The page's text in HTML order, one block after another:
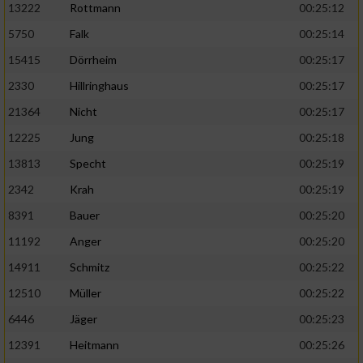
13222
Rottmann
00:25:12
5750
Falk
00:25:14
15415
Dörrheim
00:25:17
2330
Hillringhaus
00:25:17
21364
Nicht
00:25:17
12225
Jung
00:25:18
13813
Specht
00:25:19
2342
Krah
00:25:19
8391
Bauer
00:25:20
11192
Anger
00:25:20
14911
Schmitz
00:25:22
12510
Müller
00:25:22
6446
Jäger
00:25:23
12391
Heitmann
00:25:26